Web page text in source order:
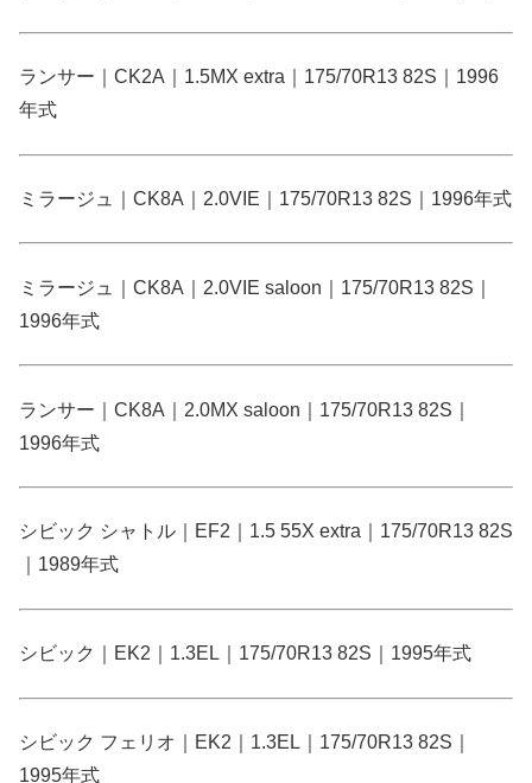
ランサー｜CK2A｜1.5MX extra｜175/70R13 82S｜1996
年式
ミラージュ｜CK8A｜2.0VIE｜175/70R13 82S｜1996年式
ミラージュ｜CK8A｜2.0VIE saloon｜175/70R13 82S｜
1996年式
ランサー｜CK8A｜2.0MX saloon｜175/70R13 82S｜
1996年式
シビック シャトル｜EF2｜1.5 55X extra｜175/70R13 82S
｜1989年式
シビック｜EK2｜1.3EL｜175/70R13 82S｜1995年式
シビック フェリオ｜EK2｜1.3EL｜175/70R13 82S｜
1995年式